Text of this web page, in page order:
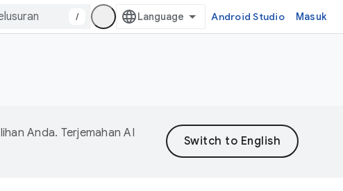
/ Android Studio Masuk
Anda. Terjemahan AI